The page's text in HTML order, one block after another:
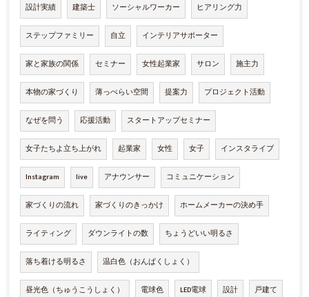
設計実績 建築士 ソーシャルワーカー ヒアリング力
ステップファミリー 自立 インテリアサポーター
家と家族の関係 セミナー 女性起業家 サロン 施主力
本物の家づくり 薄っぺらい空間 提案力 プロジェクト活動
なぜを問う 応援活動 スタートアップセミナー
女子たちよ立ち上がれ 起業家 女性 女子 インスタライブ
Instagram live アナウンサー コミュニケーション
家づくりの流れ 家づくりのきっかけ ホームメーカーの決め手
ライティング ダウンライトの数 ちょうどいい明るさ
落ち着ける明るさ 温白色（おんぱくしょく）
昼光色（ちゅうこうしょく） 電球色 LED電球 設計 戸建て